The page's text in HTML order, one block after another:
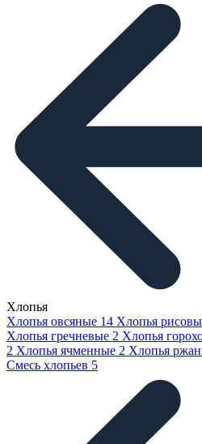
Хлопья
Хлопья овсяные 14 Хлопья
Хлопья гречневые 2 Хлопья
2 Хлопья ячменные 2 Хлопья
Смесь хлопьев 5